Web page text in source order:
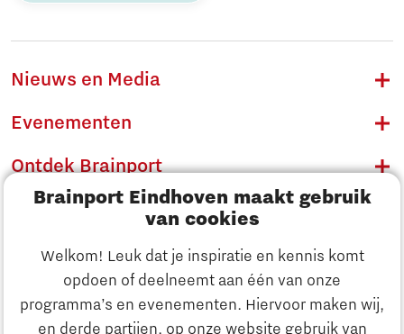
Brainport Eindhoven maakt gebruik
van cookies
Welkom! Leuk dat je inspiratie en kennis komt
opdoen of deelneemt aan één van onze
programma’s en evenementen. Hiervoor maken wij,
en derde partijen, op onze website gebruik van
Ontdek Brainport
Nieuws en Media
Evenementen
Ontdek Brainport
Innovatie
Ondernemen
Onderwijs